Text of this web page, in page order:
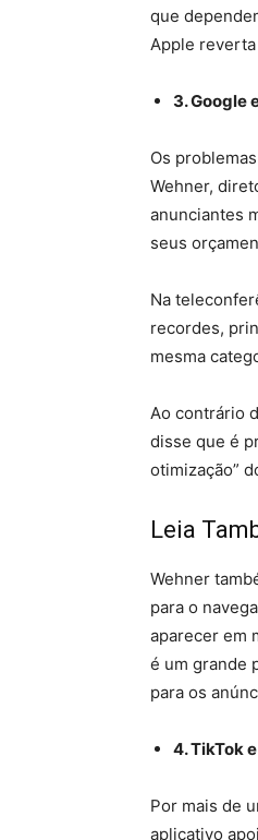
que
Apple reverta
3. Google
Os
Wehner,
anunciantes
seus
Na
recordes,
mesma
Ao contrário
disse que é
otimização”
Leia
Wehner
para o
aparecer em
é um grande
para os
4. TikTok
Por mais de
aplicativo